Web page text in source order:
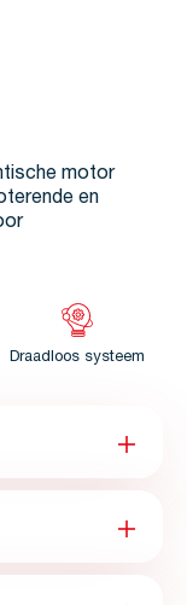
motor
en
Draadloos systeem